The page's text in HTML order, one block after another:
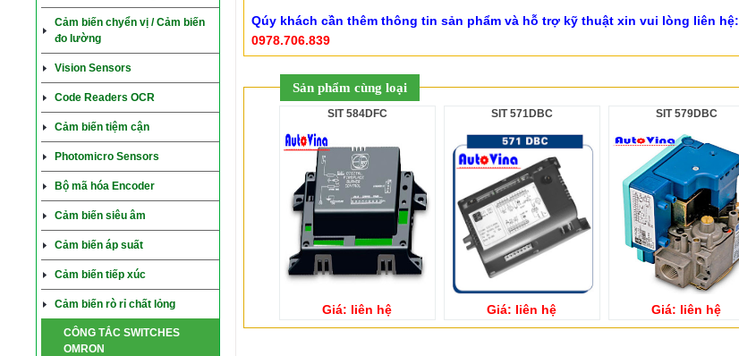
Cảm biến chyển vị / Cảm biến
đo lường
Vision Sensors
Code Readers OCR
Cảm biến tiệm cận
Photomicro Sensors
Bộ mã hóa Encoder
Cảm biến siêu âm
Cảm biến áp suất
Cảm biến tiếp xúc
Cảm biến rò rỉ chất lỏng
CÔNG TẮC SWITCHES
OMRON
Qúy khách cần thêm thông tin sản phẩm và hỗ trợ kỹ thuật xin vui lòng liên hệ:
0978.706.839
Sản phẩm cùng loại
SIT 584DFC
Giá: liên hệ
SIT 571DBC
Giá: liên hệ
SIT 579DBC
Giá: liên hệ